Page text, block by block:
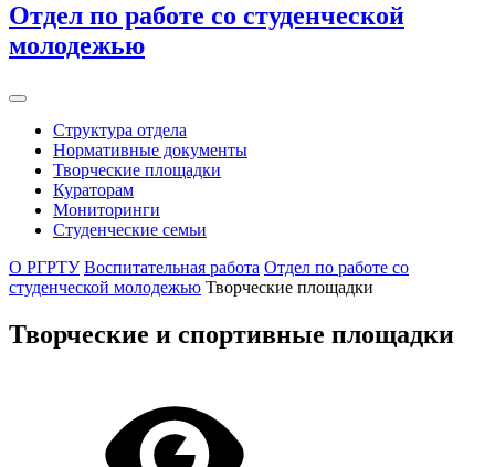
Отдел по работе со студенческой
молодежью
Структура отдела
Нормативные документы
Творческие площадки
Кураторам
Мониторинги
Студенческие семьи
О РГРТУ Воспитательная работа Отдел по работе со
студенческой молодежью Творческие площадки
Творческие и спортивные площадки